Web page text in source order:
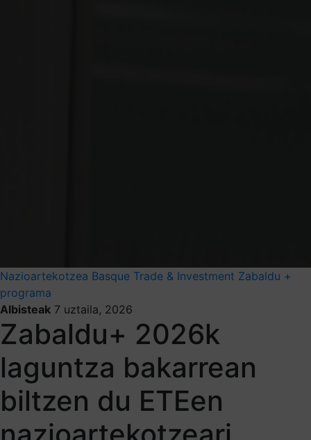
Nazioartekotzea Basque Trade & Investment Zabaldu +
programa
Albisteak 7 uztaila, 2026
Zabaldu+ 2026k
laguntza bakarrean
biltzen du ETEen